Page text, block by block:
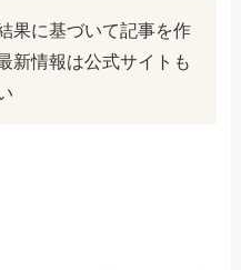
果に基づいて記事を作
新情報は公式サイトも